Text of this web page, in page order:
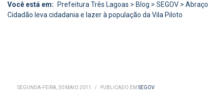
Você está em: Prefeitura Três Lagoas > Blog > SEGOV > Abraço
Cidadão leva cidadania e lazer à população da Vila Piloto
SEGUNDA-FEIRA, 30 MAIO 2011 / PUBLICADO EM SEGOV